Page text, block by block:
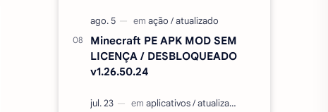
Minecraft PE APK MOD SEM
LICENÇA / DESBLOQUEADO
v1.26.50.24